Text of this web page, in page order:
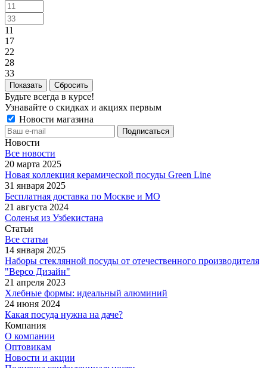
11
17
22
28
33
Сбросить
Будьте всегда в курсе!
Узнавайте о скидках и акциях первым
Новости магазина
Новости
Все новости
20 марта 2025
Новая коллекция керамической посуды Green Line
31 января 2025
Бесплатная доставка по Москве и МО
21 августа 2024
Соленья из Узбекистана
Статьи
Все статьи
14 января 2025
Наборы стеклянной посуды от отечественного производителя
"Версо Дизайн"
21 апреля 2023
Хлебные формы: идеальный алюминий
24 июня 2024
Какая посуда нужна на даче?
Компания
О компании
Оптовикам
Новости и акции